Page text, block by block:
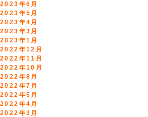
2023年6月
2023年5月
2023年4月
2023年3月
2023年1月
2022年12月
2022年11月
2022年10月
2022年8月
2022年7月
2022年5月
2022年4月
2022年3月